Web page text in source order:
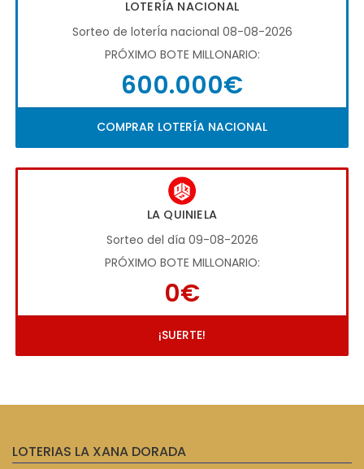
LOTERÍA NACIONAL
Sorteo de loterÍa nacional 08-08-2026
PRÓXIMO BOTE MILLONARIO:
600.000€
COMPRAR LOTERÍA NACIONAL
LA QUINIELA
Sorteo del día 09-08-2026
PRÓXIMO BOTE MILLONARIO:
0€
¡SUERTE!
LOTERIAS LA XANA DORADA